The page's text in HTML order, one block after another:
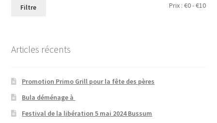
Prix
Prix
Filtre Prix :€0-€10
Articles récents
Promotion Primo Grill pour la fête des pères
Bula déménage à
Festival de la libération 5 mai 2024 Bussum